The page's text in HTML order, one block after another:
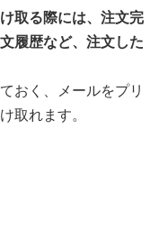
取る際には、注文完
履歴など、注文した
おく、メールをプリ
取れます。